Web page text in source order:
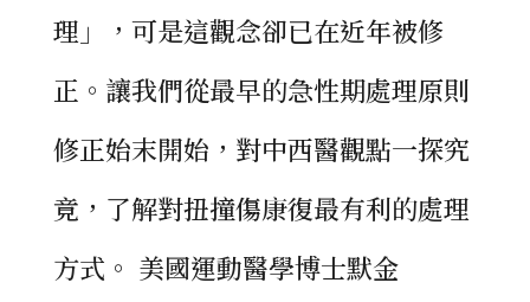
理」，可是這觀念卻已在近年被修
正。讓我們從最早的急性期處理原則
修正始末開始，對中西醫觀點一探究
竟，了解對扭撞傷康復最有利的處理
方式。 美國運動醫學博士默金